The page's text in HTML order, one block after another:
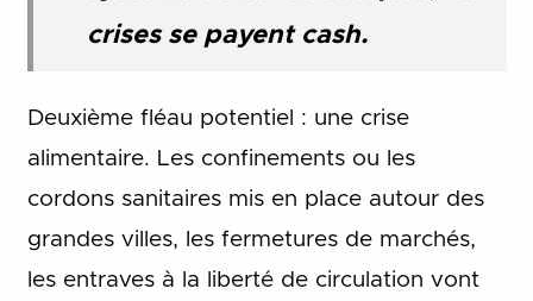
crises se payent cash.
Deuxième fléau potentiel : une crise
alimentaire. Les confinements ou les
cordons sanitaires mis en place autour des
grandes villes, les fermetures de marchés,
les entraves à la liberté de circulation vont